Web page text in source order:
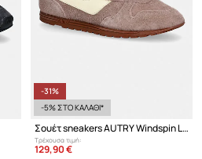
-31%
-5% ΣΤΟ ΚΑΛΑΘΙ*
Σουέτ sneakers AUTRY Windspin Low
Τρέχουσα τιμή:
129,90 €